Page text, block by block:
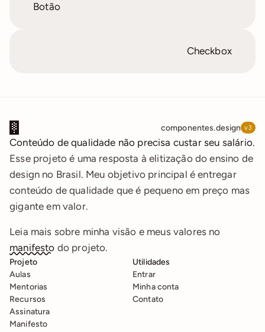
Botão
Checkbox
componentes.design v3
Conteúdo de qualidade não precisa custar seu salário.
Esse projeto é uma resposta à elitização do ensino de
design no Brasil. Meu objetivo principal é entregar
conteúdo de qualidade que é pequeno em preço mas
gigante em valor.
manifesto do projeto.
Projeto
Aulas
Mentorias
Recursos
Assinatura
Manifesto
Utilidades
Entrar
Minha conta
Contato